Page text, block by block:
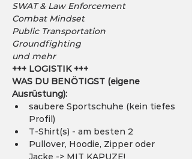
SWAT & Law Enforcement
Combat Mindset
Public Transportation
Groundfighting
und mehr
+++ LOGISTIK +++
WAS DU BENÖTIGST (eigene
Ausrüstung):
saubere Sportschuhe (kein tiefes
Profil)
T-Shirt(s) - am besten 2
Pullover, Hoodie, Zipper oder
Jacke -> MIT KAPUZE!